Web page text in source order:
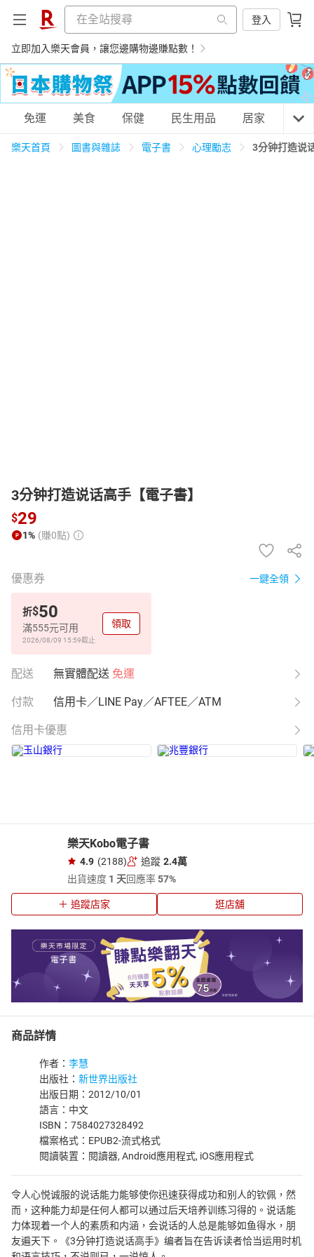
登入
立即加入樂天會員，讓您邊購物邊賺點數！
購物網分類
免運 美食 保健 民生用品 居家 3C
樂天首頁 圖書與雜誌 電子書 心理勵志 3分钟打造说
3分钟打造说话高手【電子書】
$29
1% (賺0點)
優惠券 一鍵全領
折$50
滿555元可用
2026/08/09 15:59截止
領取
配送 無實體配送 免運
付款 信用卡／LINE Pay／AFTEE／ATM
信用卡優惠
樂天Kobo電子書
4.9 (2188) 追蹤 2.4萬
出貨速度 1 天回應率57%
追蹤店家 逛店舖
商品詳情
作者： 李慧
出版社： 新世界出版社
出版日期：2012/10/01
語言：中文
ISBN：7584027328492
檔案格式：EPUB2-流式格式
閱讀裝置：閱讀器, Android應用程式, iOS應用程式
令人心悦诚服的说话能力能够使你迅速获得成功和别人的钦佩，然
而，这种能力却是任何人都可以通过后天培养训练习得的。说话能
力体现着一个人的素质和内涵，会说话的人总是能够如鱼得水，朋
友遍天下。《3分钟打造说话高手》编者旨在告诉读者恰当运用时机